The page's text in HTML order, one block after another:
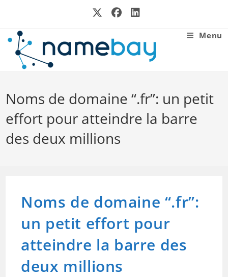
Menu
Noms de domaine “.fr”: un petit
effort pour atteindre la barre
des deux millions
Noms de domaine “.fr”:
un petit effort pour
atteindre la barre des
deux millions